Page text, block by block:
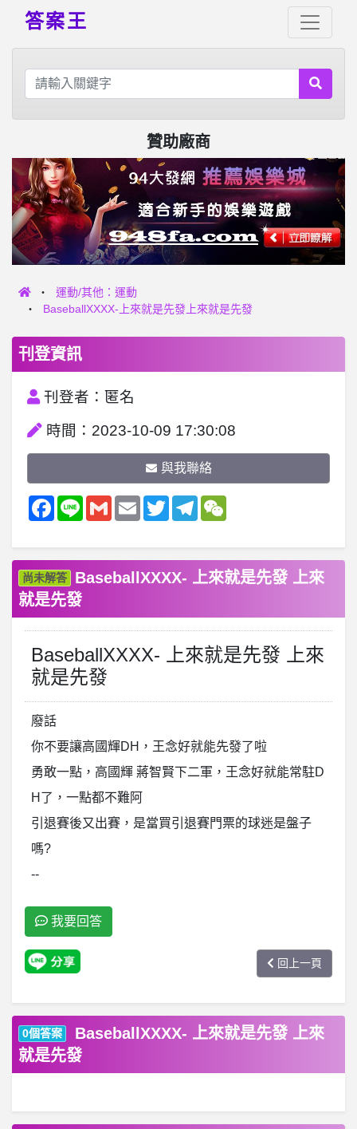
答案王
贊助廠商
運動/其他：運動
BaseballXXXX-上來就是先發上來就是先發
刊登資訊
刊登者：匿名
時間：2023-10-09 17:30:08
與我聯絡
Facebook
Line GmailEmail TwitterTelegramWeChat
尚未解答
BaseballXXXX- 上來就是先發 上來
就是先發
BaseballXXXX- 上來就是先發 上來
就是先發
廢話
你不要讓高國輝DH，王念好就能先發了啦
勇敢一點，高國輝 蔣智賢下二軍，王念好就能常駐D
H了，一點都不難阿
引退賽後又出賽，是當買引退賽門票的球迷是盤子
嗎?
--
我要回答
回上一頁
0個答案
BaseballXXXX- 上來就是先發 上來
就是先發